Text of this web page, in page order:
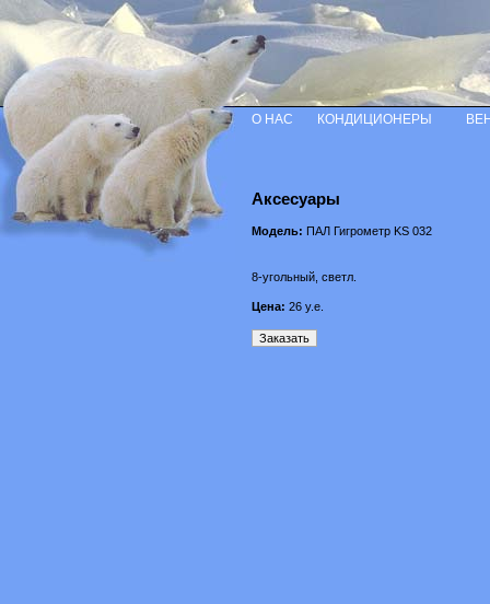
Аксесуары
Модель: ПАЛ Гигрометр KS 032
8-угольный, светл.
Цена: 26 у.е.
О НАС КОНДИЦИОНЕРЫ